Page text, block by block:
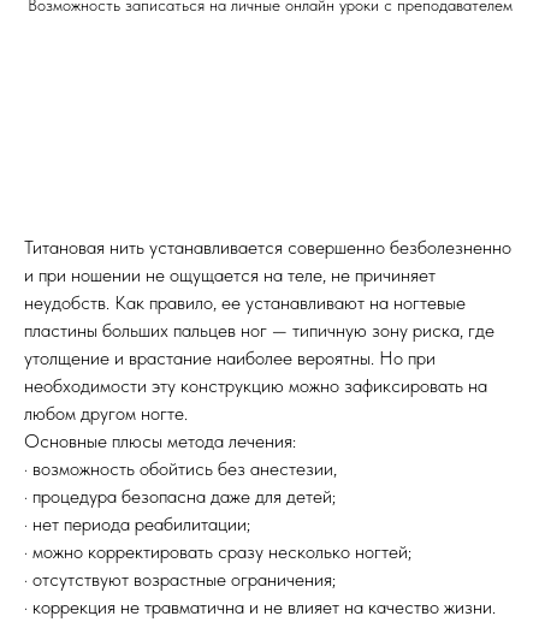
Возможность записаться на личные онлайн уроки с преподавателем
Титановая нить устанавливается совершенно безболезненно
и при ношении не ощущается на теле, не причиняет
неудобств. Как правило, ее устанавливают на ногтевые
пластины больших пальцев ног — типичную зону риска, где
утолщение и врастание наиболее вероятны. Но при
необходимости эту конструкцию можно зафиксировать на
любом другом ногте.
Основные плюсы метода лечения:
· возможность обойтись без анестезии,
· процедура безопасна даже для детей;
· нет периода реабилитации;
· можно корректировать сразу несколько ногтей;
· отсутствуют возрастные ограничения;
· коррекция не травматична и не влияет на качество жизни.